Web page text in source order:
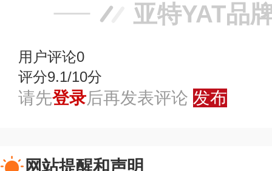
亚特YAT品
用户评论0
评分9.1/10分
请先登录后再发表评论 发布
网站提醒和声明